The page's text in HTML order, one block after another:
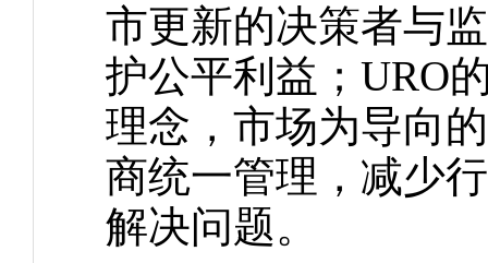
市更新的决策者与
护公平利益；URO
理念，市场为导向
商统一管理，减少
解决问题。